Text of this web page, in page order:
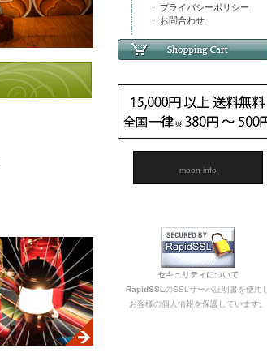
・ プライバシーポリシー
・ お問合わせ
moon info
セキュリティについて
RapidSSL のSSLサーバ証明書を使用し
お客様の個人情報を保護しています。